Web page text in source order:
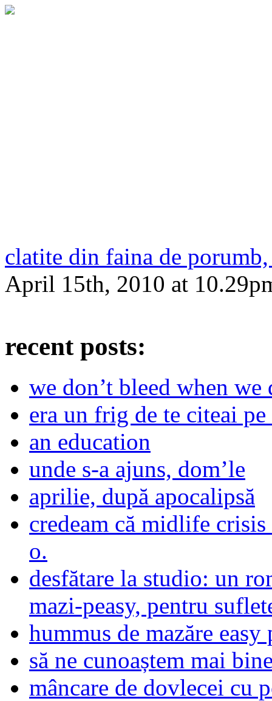
clatite din faina de
April 15th, 2010 at
recent posts:
we don’t bleed when we
era un frig de te citeai
an education
unde s-a ajuns, dom’le
aprilie, după apocalipsă
credeam că midlife crisis
o.
desfătare la studio: un
mazi-peasy, pentru
hummus de mazăre easy
să ne cunoaștem mai
mâncare de dovlecei cu